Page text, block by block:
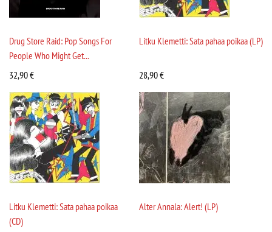
Drug Store Raid: Pop Songs For
People Who Might Get...
32,90€
Litku Klemetti: Sata pahaa poikaa (LP)
28,90€
Litku Klemetti: Sata pahaa poikaa
(CD)
Alter Annala: Alert! (LP)